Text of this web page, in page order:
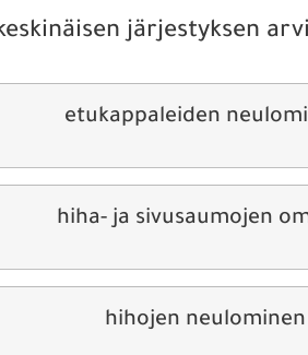
järjestyksen
etukappaleiden
hiha- ja sivusaumojen
hihojen neulominen